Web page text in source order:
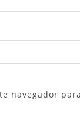
navegador